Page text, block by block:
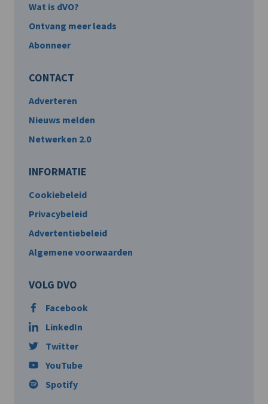
Wat is dVO?
Ontvang meer leads
Abonneer
CONTACT
Adverteren
Nieuws melden
Netwerken 2.0
INFORMATIE
Cookiebeleid
Privacybeleid
Advertentiebeleid
Algemene voorwaarden
VOLG DVO
Facebook
LinkedIn
Twitter
YouTube
Spotify